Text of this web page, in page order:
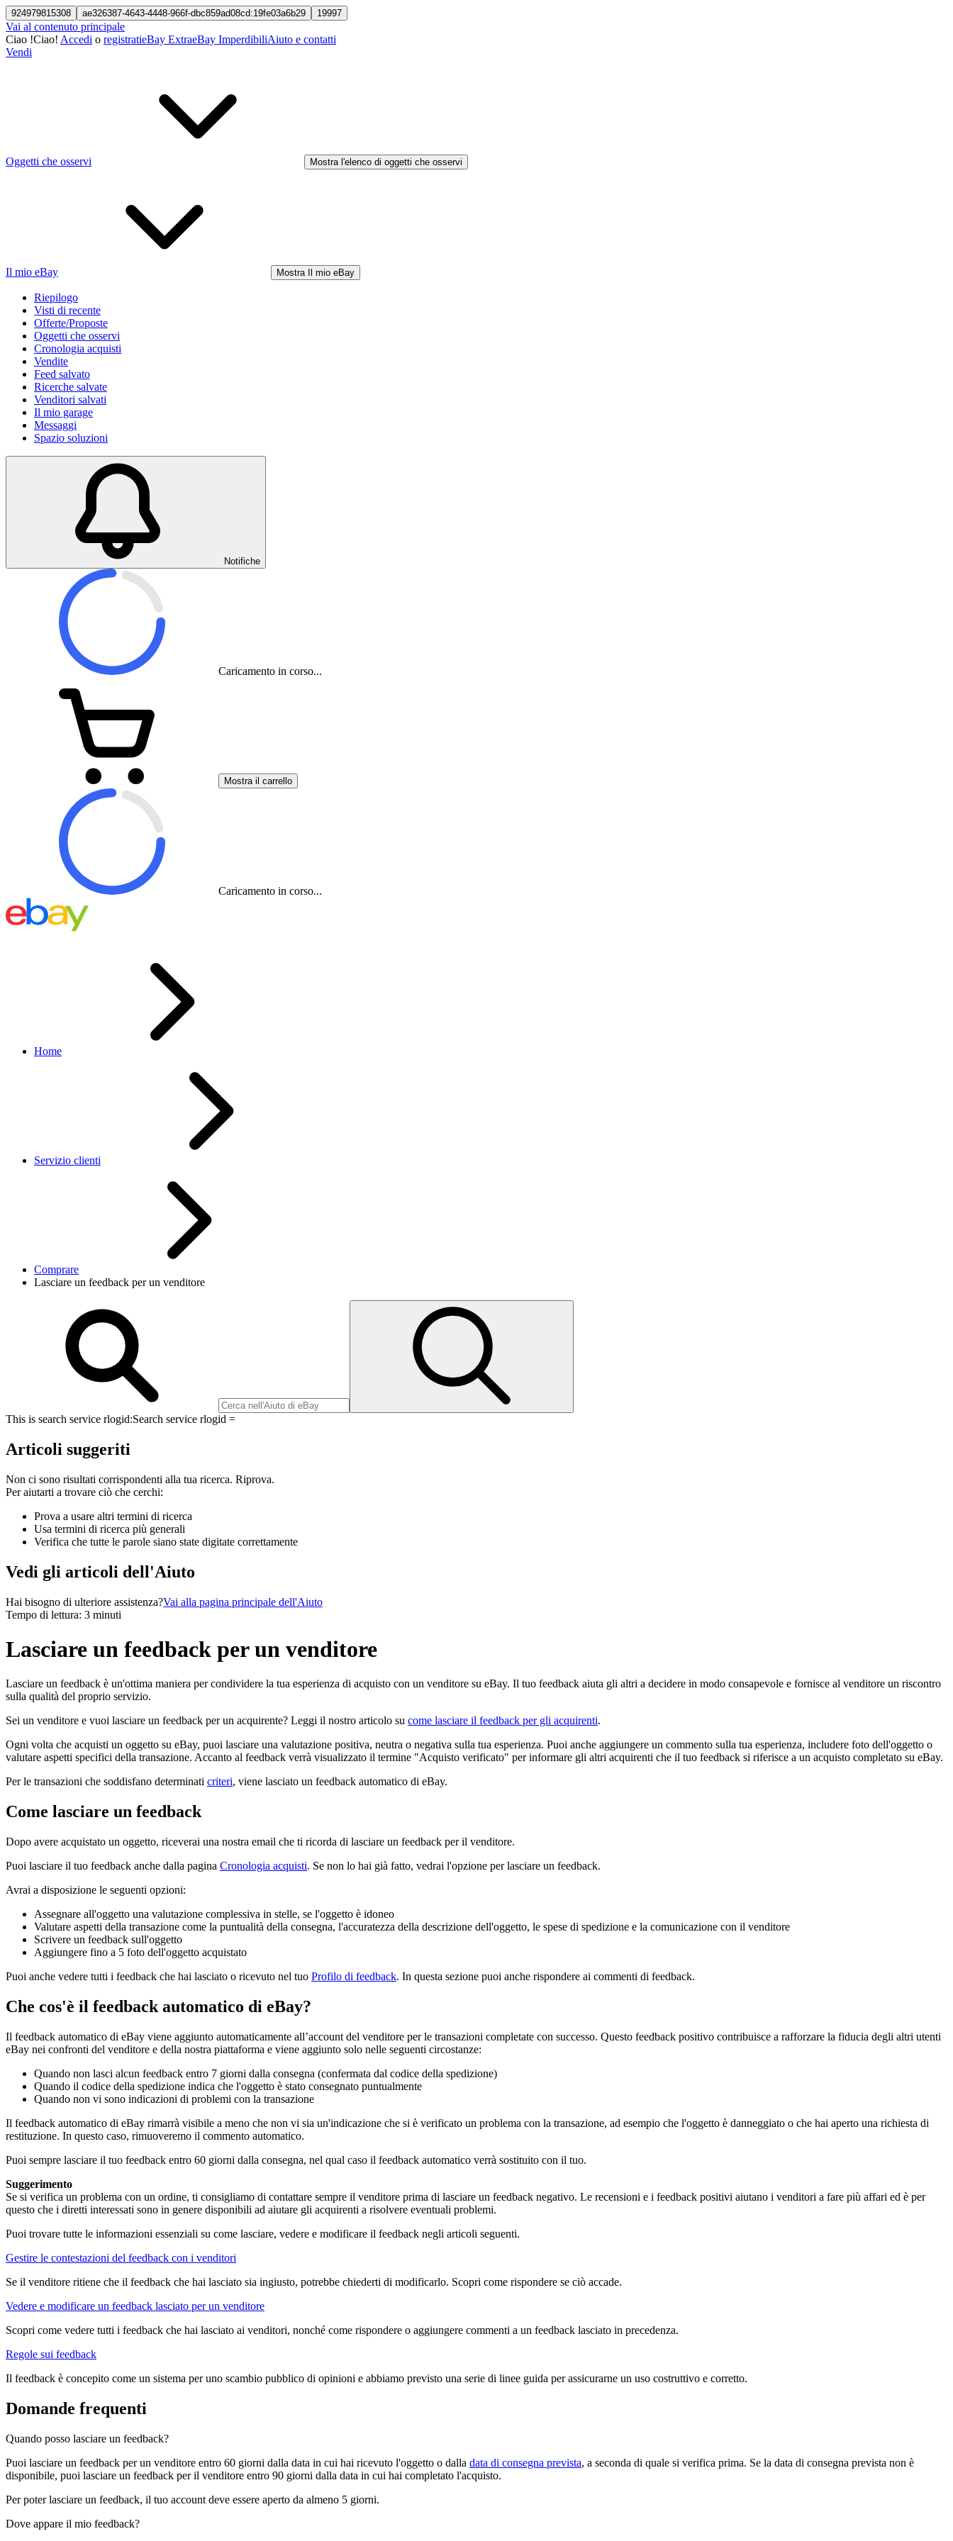
924979815308 ae326387-4643-4448-966f-dbc859ad08cd:19fe03a6b29 19997
Vai al contenuto principale
Ciao !Ciao! Accedi o registratieBay ExtraeBay ImperdibiliAiuto e contatti
Vendi
Oggetti che osservi Mostra l'elenco di oggetti che osservi
Il mio eBay Mostra Il mio eBay
Riepilogo
Visti di recente
Offerte/Proposte
Oggetti che osservi
Cronologia acquisti
Vendite
Feed salvato
Ricerche salvate
Venditori salvati
Il mio garage
Messaggi
Spazio soluzioni
Notifiche
Caricamento in corso...
Mostra il carrello
Caricamento in corso...
Home
Servizio clienti
Comprare
Lasciare un feedback per un venditore
This is search service rlogid:Search service rlogid =
Articoli suggeriti
Non ci sono risultati corrispondenti alla tua ricerca. Riprova.
Per aiutarti a trovare ciò che cerchi:
Prova a usare altri termini di ricerca
Usa termini di ricerca più generali
Verifica che tutte le parole siano state digitate correttamente
Vedi gli articoli dell'Aiuto
Hai bisogno di ulteriore assistenza?Vai alla pagina principale dell'Aiuto
Tempo di lettura: 3 minuti
Lasciare un feedback per un venditore
Lasciare un feedback è un'ottima maniera per condividere la tua esperienza di acquisto con un venditore su eBay. Il tuo feedback aiuta gli altri a decidere in modo consapevole e fornisce al venditore un riscontro
sulla qualità del proprio servizio.
Sei un venditore e vuoi lasciare un feedback per un acquirente? Leggi il nostro articolo su come lasciare il feedback per gli acquirenti.
Ogni volta che acquisti un oggetto su eBay, puoi lasciare una valutazione positiva, neutra o negativa sulla tua esperienza. Puoi anche aggiungere un commento sulla tua esperienza, includere foto dell'oggetto o
valutare aspetti specifici della transazione. Accanto al feedback verrà visualizzato il termine "Acquisto verificato" per informare gli altri acquirenti che il tuo feedback si riferisce a un acquisto completato su eBay.
Per le transazioni che soddisfano determinati criteri, viene lasciato un feedback automatico di eBay.
Come lasciare un feedback
Dopo avere acquistato un oggetto, riceverai una nostra email che ti ricorda di lasciare un feedback per il venditore.
Puoi lasciare il tuo feedback anche dalla pagina Cronologia acquisti. Se non lo hai già fatto, vedrai l'opzione per lasciare un feedback.
Avrai a disposizione le seguenti opzioni:
Assegnare all'oggetto una valutazione complessiva in stelle, se l'oggetto è idoneo
Valutare aspetti della transazione come la puntualità della consegna, l'accuratezza della descrizione dell'oggetto, le spese di spedizione e la comunicazione con il venditore
Scrivere un feedback sull'oggetto
Aggiungere fino a 5 foto dell'oggetto acquistato
Puoi anche vedere tutti i feedback che hai lasciato o ricevuto nel tuo Profilo di feedback. In questa sezione puoi anche rispondere ai commenti di feedback.
Che cos'è il feedback automatico di eBay?
Il feedback automatico di eBay viene aggiunto automaticamente all’account del venditore per le transazioni completate con successo. Questo feedback positivo contribuisce a rafforzare la fiducia degli altri utenti
eBay nei confronti del venditore e della nostra piattaforma e viene aggiunto solo nelle seguenti circostanze:
Quando non lasci alcun feedback entro 7 giorni dalla consegna (confermata dal codice della spedizione)
Quando il codice della spedizione indica che l'oggetto è stato consegnato puntualmente
Quando non vi sono indicazioni di problemi con la transazione
Il feedback automatico di eBay rimarrà visibile a meno che non vi sia un'indicazione che si è verificato un problema con la transazione, ad esempio che l'oggetto è danneggiato o che hai aperto una richiesta di
restituzione. In questo caso, rimuoveremo il commento automatico.
Puoi sempre lasciare il tuo feedback entro 60 giorni dalla consegna, nel qual caso il feedback automatico verrà sostituito con il tuo.
Suggerimento
Se si verifica un problema con un ordine, ti consigliamo di contattare sempre il venditore prima di lasciare un feedback negativo. Le recensioni e i feedback positivi aiutano i venditori a fare più affari ed è per
questo che i diretti interessati sono in genere disponibili ad aiutare gli acquirenti a risolvere eventuali problemi.
Puoi trovare tutte le informazioni essenziali su come lasciare, vedere e modificare il feedback negli articoli seguenti.
Gestire le contestazioni del feedback con i venditori
Se il venditore ritiene che il feedback che hai lasciato sia ingiusto, potrebbe chiederti di modificarlo. Scopri come rispondere se ciò accade.
Vedere e modificare un feedback lasciato per un venditore
Scopri come vedere tutti i feedback che hai lasciato ai venditori, nonché come rispondere o aggiungere commenti a un feedback lasciato in precedenza.
Regole sui feedback
Il feedback è concepito come un sistema per uno scambio pubblico di opinioni e abbiamo previsto una serie di linee guida per assicurarne un uso costruttivo e corretto.
Domande frequenti
Quando posso lasciare un feedback?
Puoi lasciare un feedback per un venditore entro 60 giorni dalla data in cui hai ricevuto l'oggetto o dalla data di consegna prevista, a seconda di quale si verifica prima. Se la data di consegna prevista non è
disponibile, puoi lasciare un feedback per il venditore entro 90 giorni dalla data in cui hai completato l'acquisto.
Per poter lasciare un feedback, il tuo account deve essere aperto da almeno 5 giorni.
Dove appare il mio feedback?